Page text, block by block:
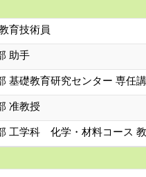
育技術員
助手
基礎教育研究センター 専任
准教授
工学科 化学・材料コース